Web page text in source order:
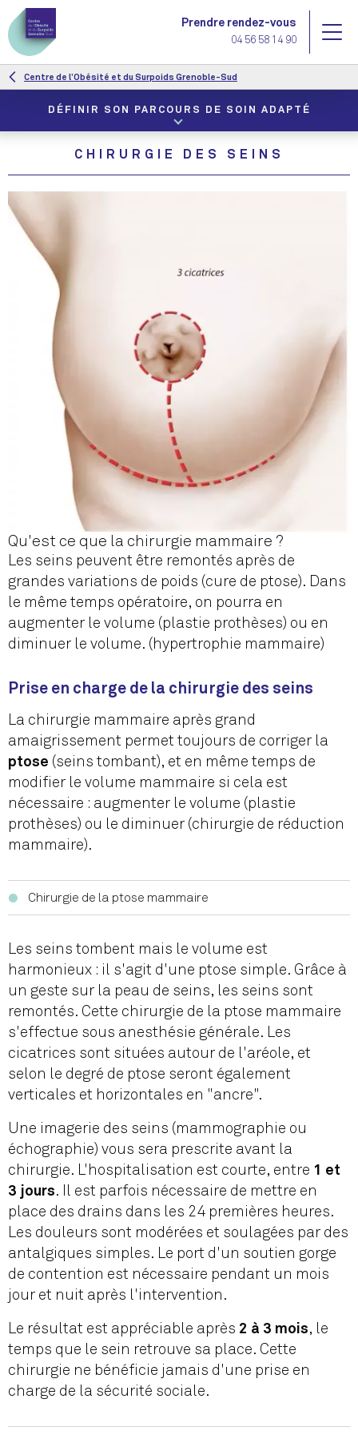
Aller
au
contenu
principal
Prendre rendez-vous
04 56 58 14 90
Centre de l’Obésité et du Surpoids Grenoble-Sud
DÉFINIR SON PARCOURS DE SOIN ADAPTÉ
CHIRURGIE DES SEINS
Qu'est ce que la chirurgie mammaire ?
Les seins peuvent être remontés après de
grandes variations de poids (cure de ptose). Dans
le même temps opératoire, on pourra en
augmenter le volume (plastie prothèses) ou en
diminuer le volume. (hypertrophie mammaire)
Prise en charge de la chirurgie des seins
La chirurgie mammaire après grand
amaigrissement permet toujours de corriger la
ptose (seins tombant), et en même temps de
modifier le volume mammaire si cela est
nécessaire : augmenter le volume (plastie
prothèses) ou le diminuer (chirurgie de réduction
mammaire).
Chirurgie de la ptose mammaire
Les seins tombent mais le volume est
harmonieux : il s'agit d'une ptose simple. Grâce à
un geste sur la peau de seins, les seins sont
remontés. Cette chirurgie de la ptose mammaire
s'effectue sous anesthésie générale. Les
cicatrices sont situées autour de l'aréole, et
selon le degré de ptose seront également
verticales et horizontales en "ancre".
Une imagerie des seins (mammographie ou
échographie) vous sera prescrite avant la
chirurgie. L'hospitalisation est courte, entre 1 et
3 jours. Il est parfois nécessaire de mettre en
place des drains dans les 24 premières heures.
Les douleurs sont modérées et soulagées par des
antalgiques simples. Le port d'un soutien gorge
de contention est nécessaire pendant un mois
jour et nuit après l'intervention.
Le résultat est appréciable après 2 à 3 mois, le
temps que le sein retrouve sa place. Cette
chirurgie ne bénéficie jamais d'une prise en
charge de la sécurité sociale.